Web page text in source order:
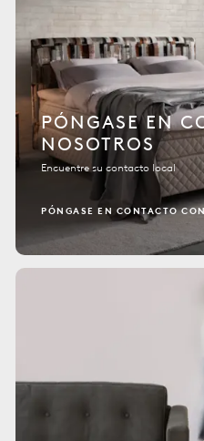
PÓNGASE EN
NOSOTROS
Encuentre su contacto local
PÓNGASE EN CONTACTO